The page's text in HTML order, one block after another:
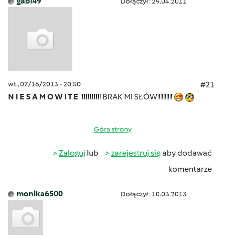
wt., 07/16/2013 - 20:50
#21
N I E S A M O W I T E !!!!!!!!!! BRAK MI SŁÓW!!!!!!!!!!
Góra strony
Zaloguj lub zarejestruj sięaby dodawać
komentarze
monika6500 Dołączył : 10.03.2013